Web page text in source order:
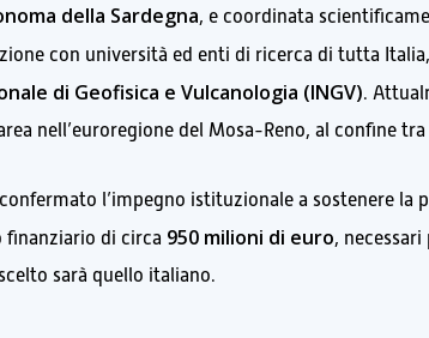
della Sardegna, e coordinata
con università ed enti di ricerca di tutta
di Geofisica e Vulcanologia (INGV).
nell’euroregione del Mosa-Reno, al confine tra
l’impegno istituzionale a sostenere la
finanziario di circa 950 milioni di euro,
sarà quello italiano.